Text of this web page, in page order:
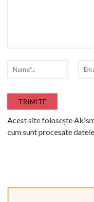
Acest site folosește
cum sunt procesate